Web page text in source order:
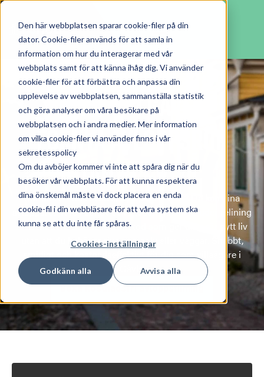
Den här webbplatsen sparar cookie-filer på din
dator. Cookie-filer används för att samla in
information om hur du interagerar med vår
webbplats samt för att känna ihåg dig. Vi använder
cookie-filer för att förbättra och anpassa din
upplevelse av webbplatsen, sammanställa statistik
och göra analyser om våra besökare på
webbplatsen och i andra medier. Mer information
om vilka cookie-filer vi använder finns i vår
sekretesspolicy
Om du avböjer kommer vi inte att spåra dig när du
besöker vår webbplats. För att kunna respektera
dina önskemål måste vi dock placera en enda
cookie-fil i din webbläsare för att våra system ska
kunna se att du inte får spåras.
Cookies-inställningar
Godkänn alla Avvisa alla
Relining i Gävle –
Förnya avloppsrör
utan att riva
Bor du i ett hus i Gävle byggt före 1975? Då kan dina
avloppsrör vara i behov av renovering. Vi erbjuder relining
– en modern och hållbar metod som ger dina rör nytt liv
utan att du behöver riva upp golv eller väggar. Snabbt,
smidigt och kostnadseffektivt för dig som villaägare i
Gävle.
Boka kostnadsfri avloppsfilming